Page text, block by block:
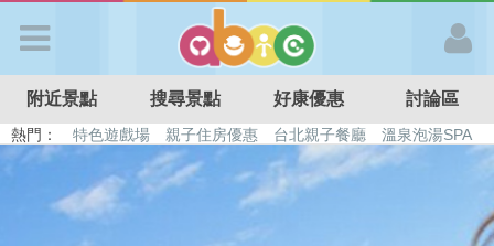
APP登入
首 頁
附近景點 搜尋景點 好康優惠 討論區
熱門： 特色遊戲場 親子住房優惠 台北親子餐廳
溫泉泡湯SPA
溜滑梯民宿
觀光工廠 日本親子景點